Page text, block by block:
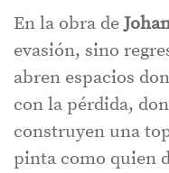
En la obra de
evasión, sino
abren espacios
con la pérdida,
construyen una
pinta como quien